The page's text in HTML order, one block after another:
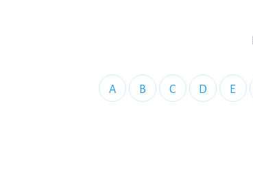
A B C D E